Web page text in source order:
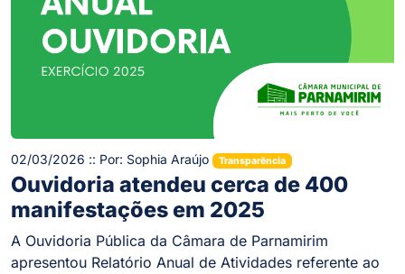
02/03/2026 :: Por: Sophia Araújo Transparência
Ouvidoria atendeu cerca de 400
manifestações em 2025
A Ouvidoria Pública da Câmara de Parnamirim
apresentou Relatório Anual de Atividades referente ao